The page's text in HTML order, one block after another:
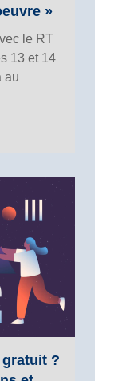
»
le RT
13 et 14
au
?